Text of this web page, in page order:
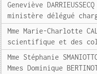
Geneviève
ministère délégué
Mme Marie-Charlotte
scientifique et des
Mme Stéphanie
Mmes Dominique